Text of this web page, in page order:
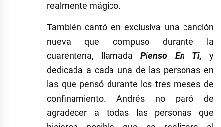
realmente mágico.
También cantó en exclusiva una canción
nueva que compuso durante la
cuarentena, llamadaPienso En Ti, y
dedicada a cada una de las personas en
las que pensó durante los tres meses de
confinamiento. Andrés no paró de
agradecer a todas las personas que